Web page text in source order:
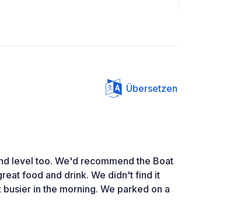
Übersetzen
level too. We'd recommend the Boat
food and drink. We didn't find it
in the morning. We parked on a